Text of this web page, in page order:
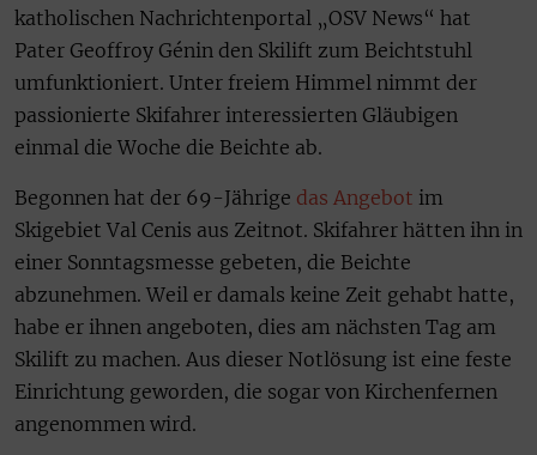
katholischen Nachrichtenportal „OSV News“ hat
Pater Geoffroy Génin den Skilift zum Beichtstuhl
umfunktioniert. Unter freiem Himmel nimmt der
passionierte Skifahrer interessierten Gläubigen
einmal die Woche die Beichte ab.
Begonnen hat der 69-Jährige das Angebot im
Skigebiet Val Cenis aus Zeitnot. Skifahrer hätten ihn in
einer Sonntagsmesse gebeten, die Beichte
abzunehmen. Weil er damals keine Zeit gehabt hatte,
habe er ihnen angeboten, dies am nächsten Tag am
Skilift zu machen. Aus dieser Notlösung ist eine feste
Einrichtung geworden, die sogar von Kirchenfernen
angenommen wird.